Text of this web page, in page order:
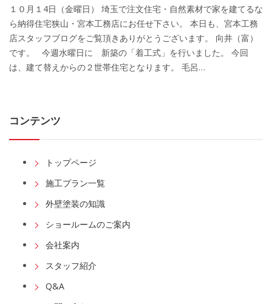
１０月１4日（金曜日） 埼玉で注文住宅・自然素材で家を建てるな
ら納得住宅狭山・宮本工務店にお任せ下さい。 本日も、宮本工務
店スタッフブログをご覧頂きありがとうございます。 向井（富）
です。 今週水曜日に 新築の「着工式」を行いました。 今回
は、建て替えからの２世帯住宅となります。 毛呂…
コンテンツ
トップページ
施工プラン一覧
外壁塗装の知識
ショールームのご案内
会社案内
スタッフ紹介
Q&A